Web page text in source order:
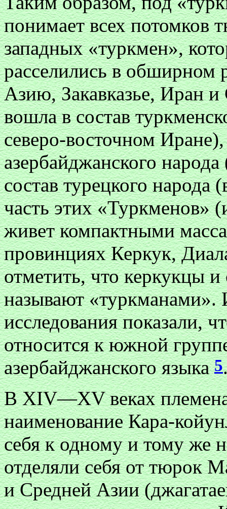
понимает всех потомков
западных «туркмен»,
расселились в
Азию, Закавказье, Иран
вошла в состав
северо-восточном
азербайджанского
состав турецкого
часть этих «Туркменов»
живет компактными
провинциях Керкук,
отметить, что керкукцы
называют «туркманами».
исследования показали,
относится к южной
азербайджанского языка5
В XIV—XV веках
наименование Кара-
себя к одному и тому же
отделяли себя от тюрок
и Средней Азии